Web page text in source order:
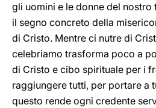
gli uomini e le donne del
il segno concreto della
di Cristo. Mentre ci nutre di
celebriamo trasforma poco a
di Cristo e cibo spirituale per i
raggiungere tutti, per portare a
questo rende ogni credente